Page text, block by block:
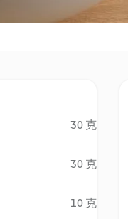
30 克
30 克
10 克